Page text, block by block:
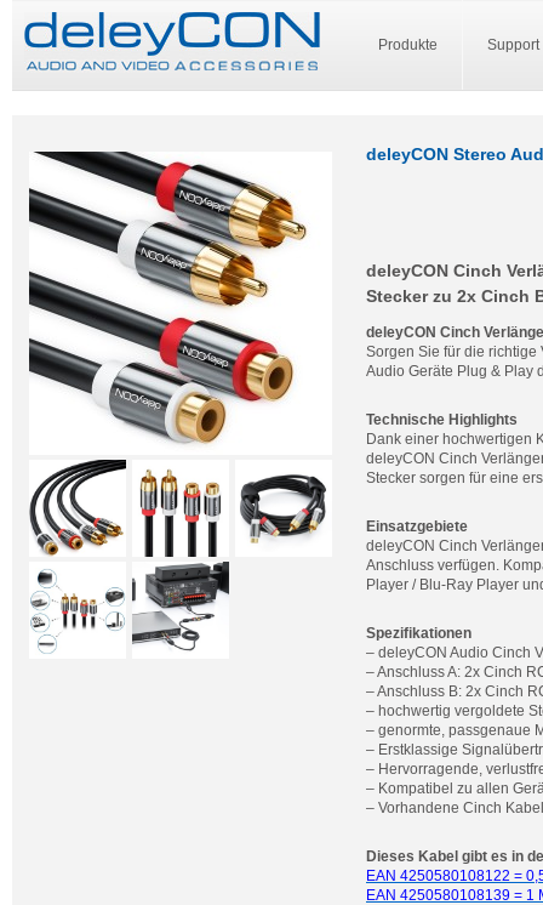
Produkte Support
deleyCON Stereo
deleyCON Cinch
Stecker zu 2x Cinch
deleyCON Cinch
Sorgen Sie für die
Audio Geräte Plug & Play
Technische Highlights
Dank einer hochwertigen
deleyCON Cinch
Stecker sorgen für eine
Einsatzgebiete
deleyCON Cinch
Anschluss verfügen.
Player / Blu-Ray Player
Spezifikationen
– deleyCON Audio Cinch
– Anschluss A: 2x Cinch
– Anschluss B: 2x Cinch
– hochwertig vergoldete
– genormte, passgenaue
– Erstklassige
– Hervorragende,
– Kompatibel zu allen
– Vorhandene Cinch
Dieses Kabel gibt es in
EAN 4250580108122 =
EAN 4250580108139 = 1